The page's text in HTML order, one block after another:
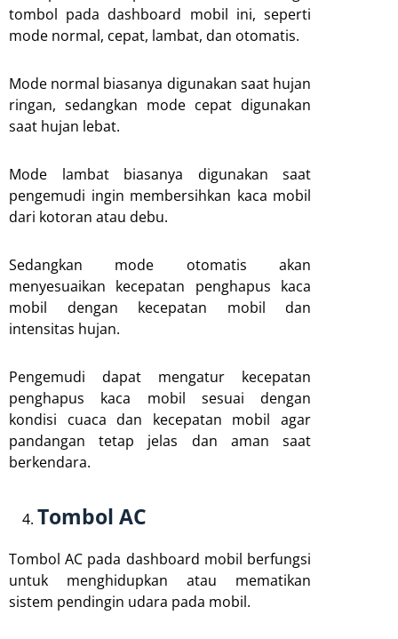
tombol pada dashboard mobil ini, seperti
mode normal, cepat, lambat, dan otomatis.
Mode normal biasanya digunakan saat hujan
ringan, sedangkan mode cepat digunakan
saat hujan lebat.
Mode lambat biasanya digunakan saat
pengemudi ingin membersihkan kaca mobil
dari kotoran atau debu.
Sedangkan mode otomatis akan
menyesuaikan kecepatan penghapus kaca
mobil dengan kecepatan mobil dan
intensitas hujan.
Pengemudi dapat mengatur kecepatan
penghapus kaca mobil sesuai dengan
kondisi cuaca dan kecepatan mobil agar
pandangan tetap jelas dan aman saat
berkendara.
Tombol AC
Tombol AC pada dashboard mobil berfungsi
untuk menghidupkan atau mematikan
sistem pendingin udara pada mobil.